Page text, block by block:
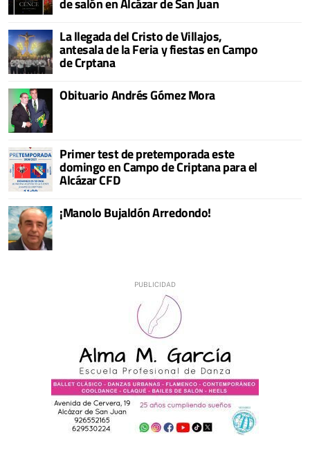
de salón en Alcázar de San Juan
La llegada del Cristo de Villajos,
antesala de la Feria y fiestas en Campo
de Crptana
Obituario Andrés Gómez Mora
Primer test de pretemporada este
domingo en Campo de Criptana para el
Alcázar CFD
¡Manolo Bujaldón Arredondo!